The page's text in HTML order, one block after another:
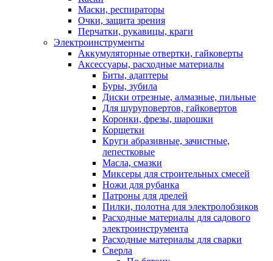
Маски, респираторы
Очки, защита зрения
Перчатки, рукавицы, краги
Электроинструменты
Аккумуляторные отвертки, гайковерты
Аксессуары, расходные материалы
Биты, адаптеры
Буры, зубила
Диски отрезные, алмазные, пильные
Для шуруповертов, гайковертов
Коронки, фрезы, шарошки
Корщетки
Круги абразивные, зачистные,
лепестковые
Масла, смазки
Миксеры для строительных смесей
Ножи для рубанка
Патроны для дрелей
Пилки, полотна для электролобзиков
Расходные материалы для садового
электроинструмента
Расходные материалы для сварки
Сверла